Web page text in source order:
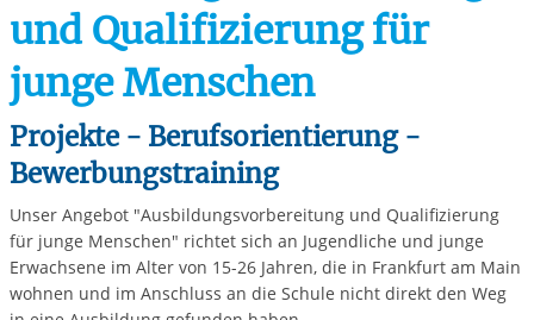
und Qualifizierung für
junge Menschen
Projekte - Berufsorientierung -
Bewerbungstraining
Unser Angebot "Ausbildungsvorbereitung und Qualifizierung
für junge Menschen" richtet sich an Jugendliche und junge
Erwachsene im Alter von 15-26 Jahren, die in Frankfurt am Main
wohnen und im Anschluss an die Schule nicht direkt den Weg